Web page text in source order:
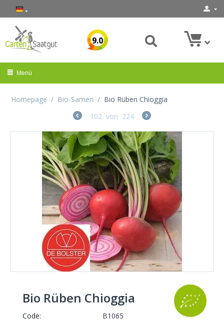
9.0
Menü
Homepage / Bio-Samen / Bio Rüben Chioggia
102 von 224
Bio Rüben Chioggia
Code: B1065